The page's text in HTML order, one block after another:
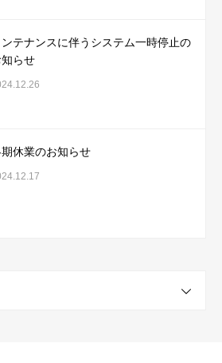
ンテナンスに伴うシステム一時停止の
知らせ
休業のお知らせ